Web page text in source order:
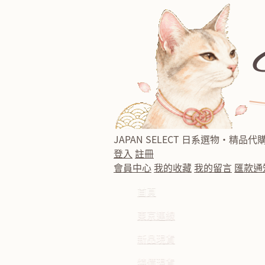
JAPAN SELECT 日系選物・精品代
登入 註冊
會員中心我的收藏我的留言 匯款
首頁
東京連線
新品現貨
特價現貨